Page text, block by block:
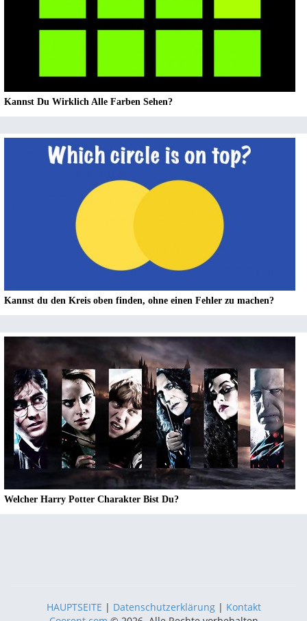
Kannst Du Wirklich Alle Farben Sehen?
Kannst du den Kreis oben finden, ohne einen Fehler zu machen?
Welcher Harry Potter Charakter Bist Du?
HAUPTSEITE | Datenschutzerklärung| Kontakt